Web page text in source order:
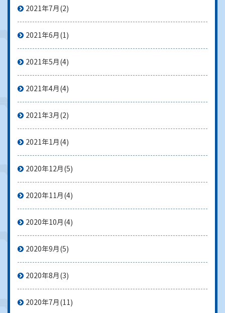
2021年7月 (2)
2021年6月 (1)
2021年5月 (4)
2021年4月 (4)
2021年3月 (2)
2021年1月 (4)
2020年12月 (5)
2020年11月 (4)
2020年10月 (4)
2020年9月 (5)
2020年8月 (3)
2020年7月 (11)